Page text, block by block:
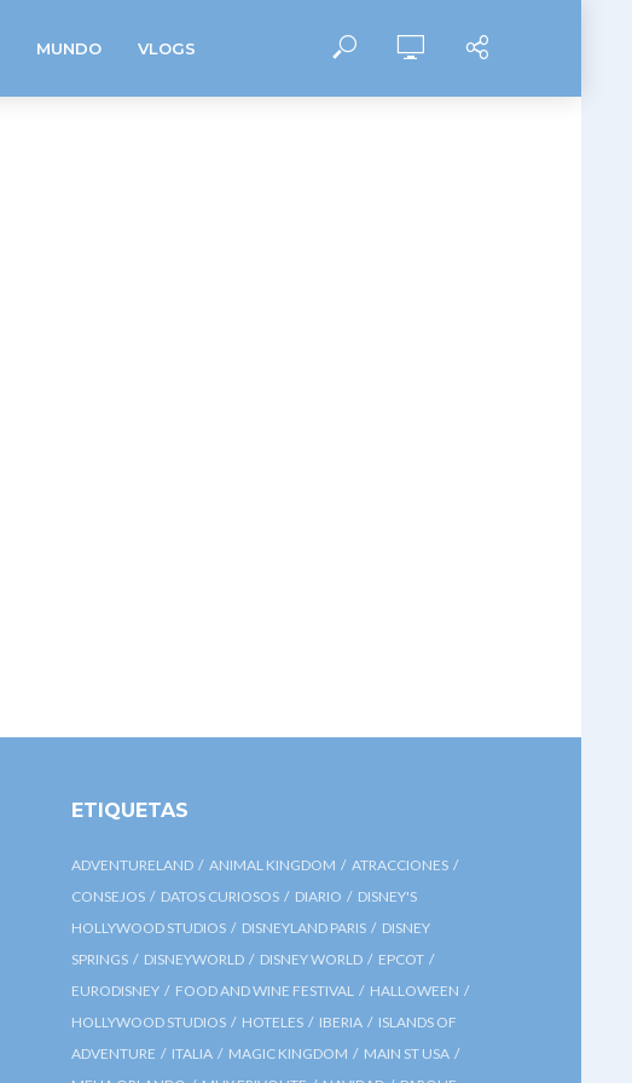
MUNDO VLOGS
ETIQUETAS
ADVENTURELAND ANIMAL KINGDOM
ATRACCIONES
CONSEJOS
DATOS CURIOSOS DIARIO
DISNEY'S
HOLLYWOOD STUDIOS
DISNEYLAND PARIS
DISNEY
SPRINGS
DISNEYWORLD DISNEY WORLD
EPCOT
EURODISNEY
FOOD AND WINE FESTIVAL
HALLOWEEN
HOLLYWOOD STUDIOS
HOTELES IBERIA
ISLANDS OF
ADVENTURE
ITALIA MAGIC KINGDOM
MAIN ST USA